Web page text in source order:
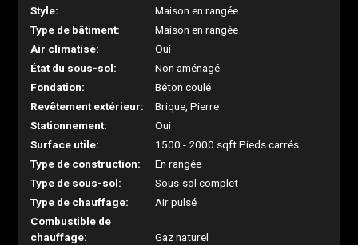
Style:
Maison en rangée
Type de bâtiment:
Maison en rangée
Air climatisé:
Oui
État du sous-sol:
Non aménagé
Fondation:
Béton coulé
Revêtement extérieur:
Brique, Pierre
Stationnement:
Oui
Surface utile:
1500 - 2000 sqft Pieds carrés
Type de construction:
En rangée
Type de sous-sol:
Sous-sol complet
Type de chauffage:
Air pulsé
Combustible de
chauffage:
Gaz naturel